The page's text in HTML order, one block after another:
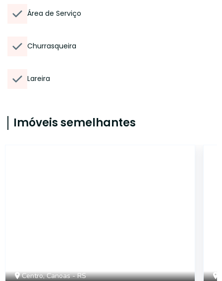
Área de Serviço
Churrasqueira
Lareira
Imóveis semelhantes
Centro, Canoas - RS